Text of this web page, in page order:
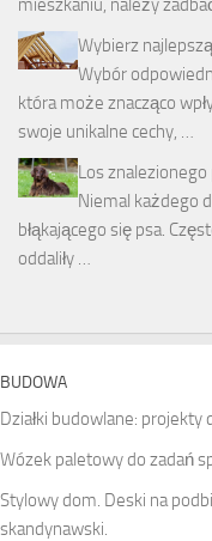
Wybierz
Wybór
która może znacząco
swoje unikalne cechy, …
Los znalezionego
Niemal każdego
błąkającego się psa.
oddaliły …
BUDOWA
Działki budowlane: projekty
Wózek paletowy do zadań
Stylowy dom. Deski na
skandynawski.